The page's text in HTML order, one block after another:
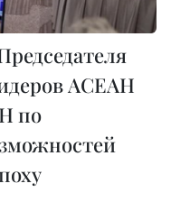
АСЕАН
по